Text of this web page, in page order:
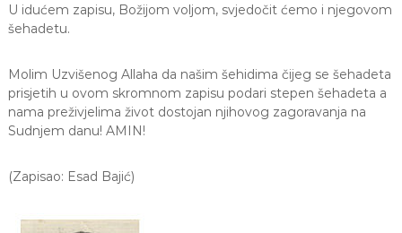
U idućem zapisu, Božijom voljom, svjedočit ćemo i njegovom
šehadetu.
Molim Uzvišenog Allaha da našim šehidima čijeg se šehadeta
prisjetih u ovom skromnom zapisu podari stepen šehadeta a
nama preživjelima život dostojan njihovog zagoravanja na
Sudnjem danu! AMIN!
(Zapisao: Esad Bajić)